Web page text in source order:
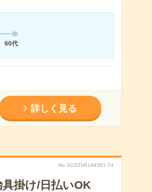
60代
詳しく見る
No.SCOTH5194501-T4
具掛け/日払いOK